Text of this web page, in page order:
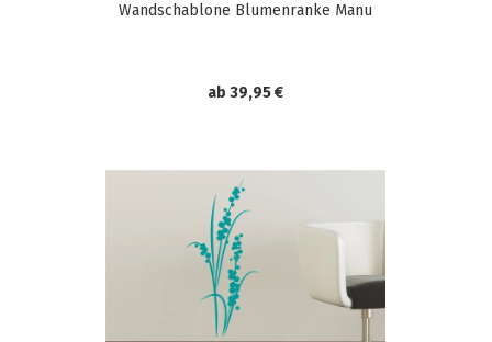
Wandschablone Blumenranke Manu
ab 39,95 €